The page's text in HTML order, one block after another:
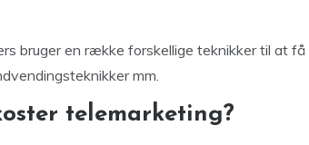
bruger en række forskellige teknikker til at
mm.
telemarketing?